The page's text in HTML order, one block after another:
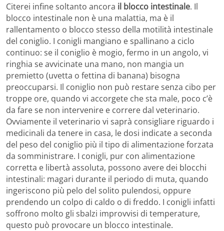
Citerei infine soltanto ancora il blocco intestinale. Il
blocco intestinale non è una malattia, ma è il
rallentamento o blocco stesso della motilità intestinale
del coniglio. I conigli mangiano e spallinano a ciclo
continuo: se il coniglio è mogio, fermo in un angolo, vi
ringhia se avvicinate una mano, non mangia un
premietto (uvetta o fettina di banana) bisogna
preoccuparsi. Il coniglio non può restare senza cibo per
troppe ore, quando vi accorgete che sta male, poco c’è
da fare se non intervenire e correre dal veterinario.
Ovviamente il veterinario vi saprà consigliare riguardo i
medicinali da tenere in casa, le dosi indicate a seconda
del peso del coniglio più il tipo di alimentazione forzata
da somministrare. I conigli, pur con alimentazione
corretta e libertà assoluta, possono avere dei blocchi
intestinali: magari durante il periodo di muta, quando
ingeriscono più pelo del solito pulendosi, oppure
prendendo un colpo di caldo o di freddo. I conigli infatti
soffrono molto gli sbalzi improvvisi di temperature,
questo può provocare un blocco intestinale.